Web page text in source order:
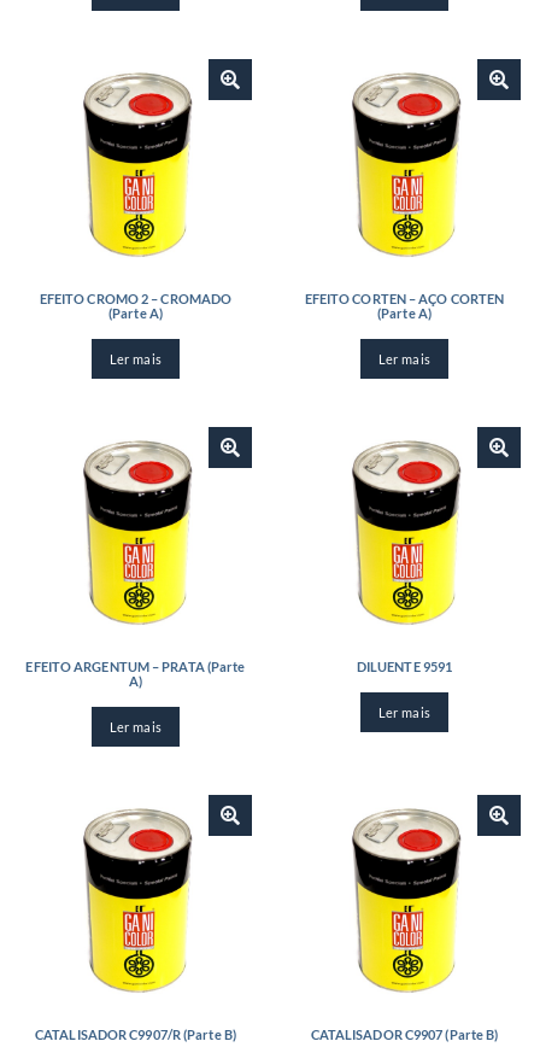
EFEITO CROMO 2 – CROMADO
(Parte A)
Ler mais
EFEITO CORTEN – AÇO CORTEN
(Parte A)
Ler mais
EFEITO ARGENTUM – PRATA (Parte
A)
Ler mais
DILUENTE 9591
Ler mais
CATALISADOR C9907/R (Parte B) CATALISADOR C9907 (Parte B)